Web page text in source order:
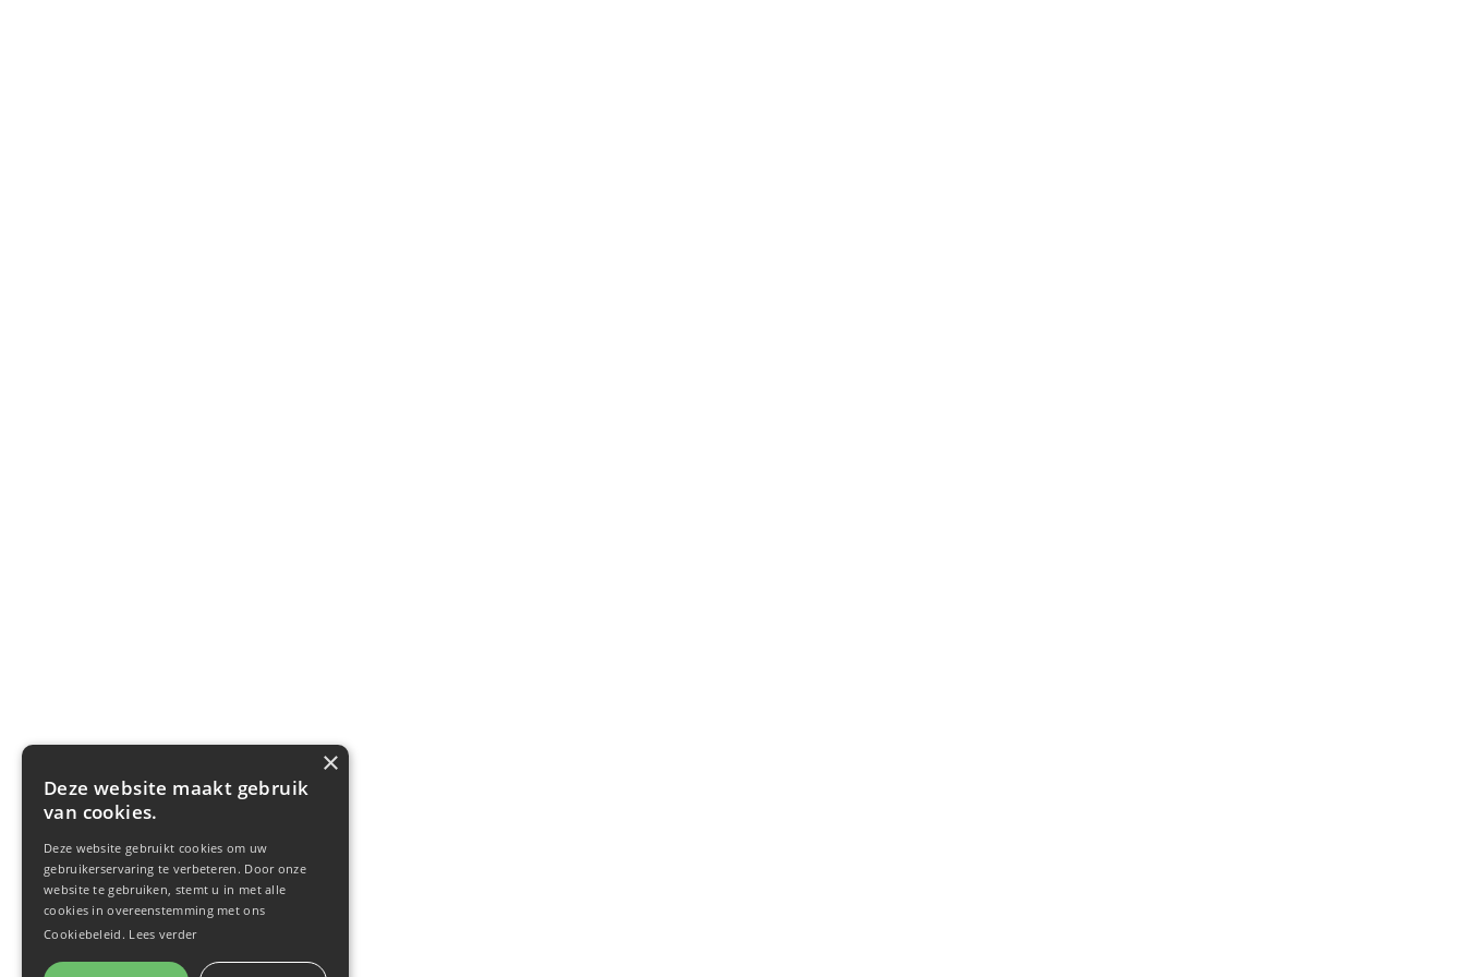
×
Deze website maakt gebruik
van cookies.
Deze website gebruikt cookies om uw
gebruikerservaring te verbeteren. Door onze
website te gebruiken, stemt u in met alle
cookies in overeenstemming met ons
Cookiebeleid. Lees verder